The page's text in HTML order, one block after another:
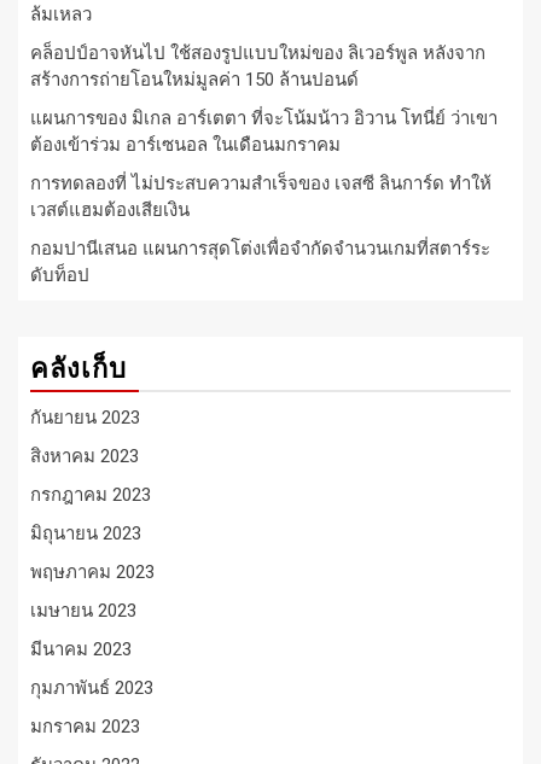
ล้มเหลว
คล็อปป์อาจหันไป ใช้สองรูปแบบใหม่ของ ลิเวอร์พูล หลังจาก
สร้างการถ่ายโอนใหม่มูลค่า 150 ล้านปอนด์
แผนการของ มิเกล อาร์เตตา ที่จะโน้มน้าว อิวาน โทนี่ย์ ว่าเขา
ต้องเข้าร่วม อาร์เซนอล ในเดือนมกราคม
การทดลองที่ ไม่ประสบความสำเร็จของ เจสซี ลินการ์ด ทำให้
เวสต์แฮมต้องเสียเงิน
กอมปานีเสนอ แผนการสุดโต่งเพื่อจำกัดจำนวนเกมที่สตาร์ระ
ดับท็อป
คลังเก็บ
กันยายน 2023
สิงหาคม 2023
กรกฎาคม 2023
มิถุนายน 2023
พฤษภาคม 2023
เมษายน 2023
มีนาคม 2023
กุมภาพันธ์ 2023
มกราคม 2023